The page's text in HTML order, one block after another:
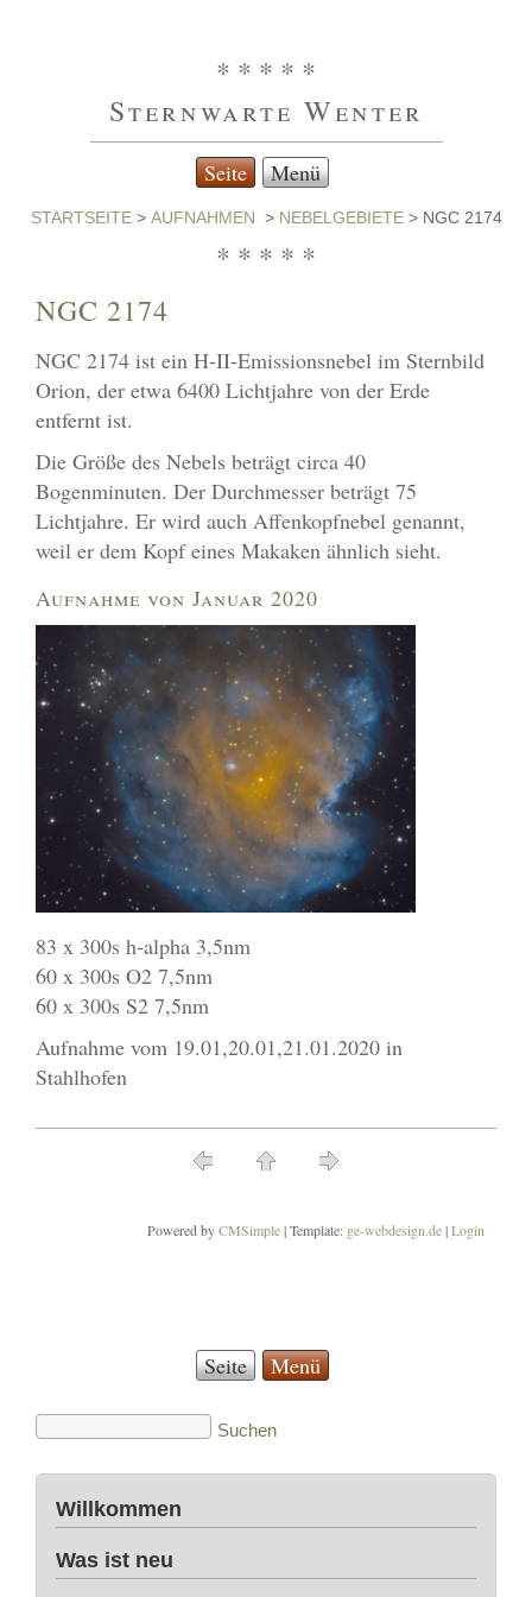
* * * * *
Sternwarte Wenter
Seite Menü
STARTSEITE> AUFNAHMEN > NEBELGEBIETE> NGC 2174
* * * * *
NGC 2174
NGC 2174 ist ein H-II-Emissionsnebel im Sternbild
Orion, der etwa 6400 Lichtjahre von der Erde
entfernt ist.
Die Größe des Nebels beträgt circa 40
Bogenminuten. Der Durchmesser beträgt 75
Lichtjahre. Er wird auch Affenkopfnebel genannt,
weil er dem Kopf eines Makaken ähnlich sieht.
Aufnahme von Januar 2020
83 x 300s h-alpha 3,5nm
60 x 300s O2 7,5nm
60 x 300s S2 7,5nm
Aufnahme vom 19.01,20.01,21.01.2020 in
Stahlhofen
Powered byCMSimple| Template: ge-webdesign.de|Login
Seite Menü
Willkommen
Was ist neu